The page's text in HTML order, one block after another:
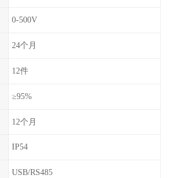
0-500V
24个月
12件
≥95%
12个月
IP54
USB/RS485